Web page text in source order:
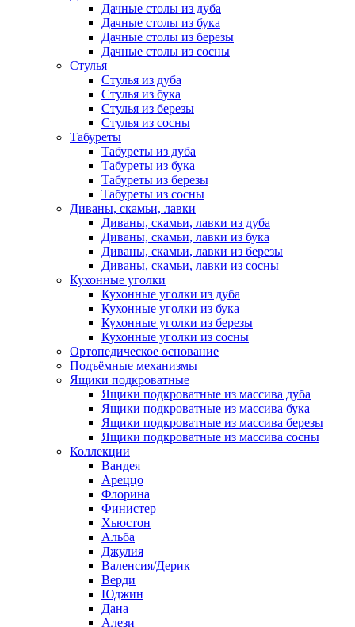
Дачные столы из дуба
Дачные столы из бука
Дачные столы из березы
Дачные столы из сосны
Стулья
Стулья из дуба
Стулья из бука
Стулья из березы
Стулья из сосны
Табуреты
Табуреты из дуба
Табуреты из бука
Табуреты из березы
Табуреты из сосны
Диваны, скамьи, лавки
Диваны, скамьи, лавки из дуба
Диваны, скамьи, лавки из бука
Диваны, скамьи, лавки из березы
Диваны, скамьи, лавки из сосны
Кухонные уголки
Кухонные уголки из дуба
Кухонные уголки из бука
Кухонные уголки из березы
Кухонные уголки из сосны
Ортопедическое основание
Подъёмные механизмы
Ящики подкроватные
Ящики подкроватные из массива дуба
Ящики подкроватные из массива бука
Ящики подкроватные из массива березы
Ящики подкроватные из массива сосны
Коллекции
Вандея
Ареццо
Флорина
Финистер
Хьюстон
Альба
Джулия
Валенсия/Дерик
Верди
Юджин
Дана
Алези